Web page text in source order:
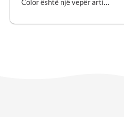
Color është një vepër arti…